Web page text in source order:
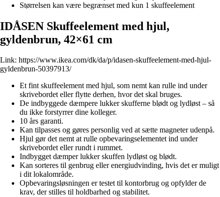
Størrelsen kan være begrænset med kun 1 skuffeelement
IDÅSEN Skuffeelement med hjul,
gyldenbrun, 42×61 cm
Link: https://www.ikea.com/dk/da/p/idasen-skuffeelement-med-hjul-
gyldenbrun-50397913/
Et fint skuffeelement med hjul, som nemt kan rulle ind under
skrivebordet eller flytte derhen, hvor det skal bruges.
De indbyggede dæmpere lukker skufferne blødt og lydløst – så
du ikke forstyrrer dine kolleger.
10 års garanti.
Kan tilpasses og gøres personlig ved at sætte magneter udenpå.
Hjul gør det nemt at rulle opbevaringselementet ind under
skrivebordet eller rundt i rummet.
Indbygget dæmper lukker skuffen lydløst og blødt.
Kan sorteres til genbrug eller energiudvinding, hvis det er muligt
i dit lokalområde.
Opbevaringsløsningen er testet til kontorbrug og opfylder de
krav, der stilles til holdbarhed og stabilitet.